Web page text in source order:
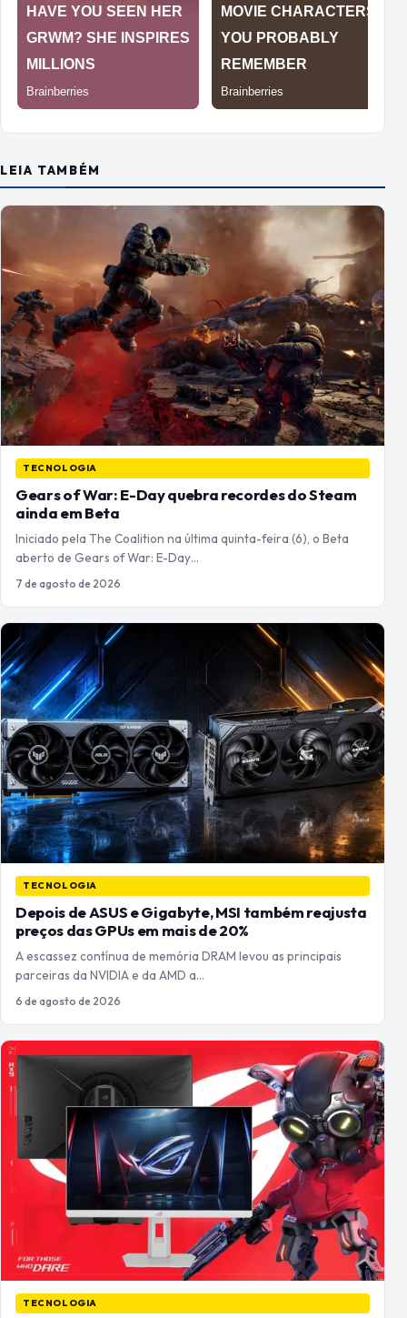
LEIA TAMBÉM
TECNOLOGIA
Gears of War: E-Day quebra recordes do Steam
ainda em Beta
Iniciado pela The Coalition na última quinta-feira (6), o Beta
aberto de Gears of War: E-Day…
7 de agosto de 2026
TECNOLOGIA
Depois de ASUS e Gigabyte, MSI também reajusta
preços das GPUs em mais de 20%
A escassez contínua de memória DRAM levou as principais
parceiras da NVIDIA e da AMD a…
6 de agosto de 2026
TECNOLOGIA